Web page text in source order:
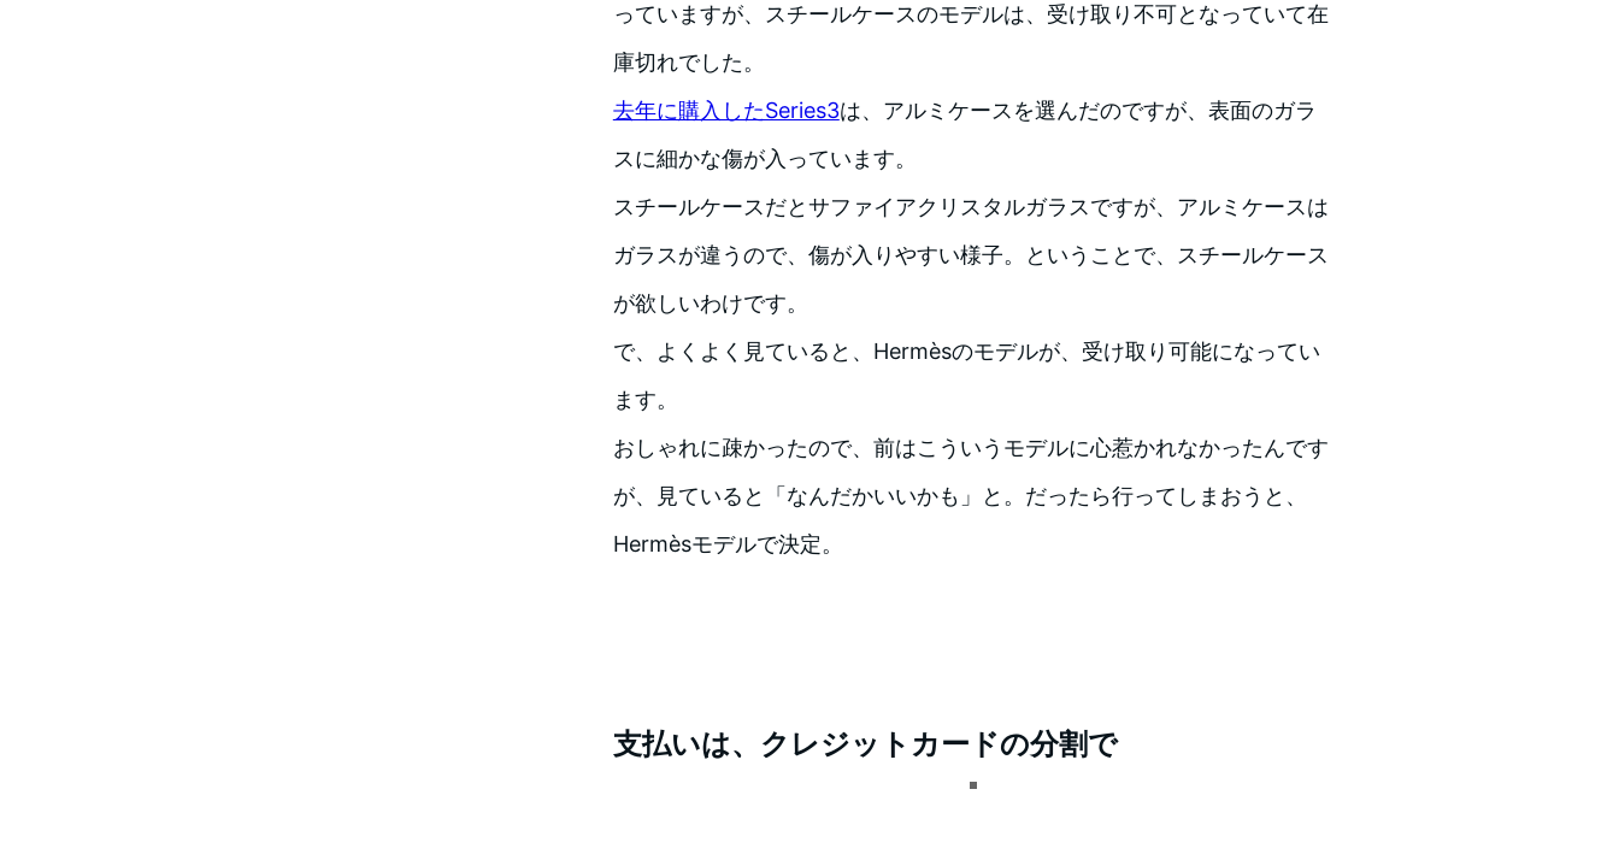
っていますが、スチールケースのモデルは、受け取り不可となっていて在
庫切れでした。
去年に購入したSeries3は、アルミケースを選んだのですが、表面のガラ
スに細かな傷が入っています。
スチールケースだとサファイアクリスタルガラスですが、アルミケースは
ガラスが違うので、傷が入りやすい様子。ということで、スチールケース
が欲しいわけです。
で、よくよく見ていると、Hermèsのモデルが、受け取り可能になってい
ます。
おしゃれに疎かったので、前はこういうモデルに心惹かれなかったんです
が、見ていると「なんだかいいかも」と。だったら行ってしまおうと、
Hermèsモデルで決定。
支払いは、クレジットカードの分割で